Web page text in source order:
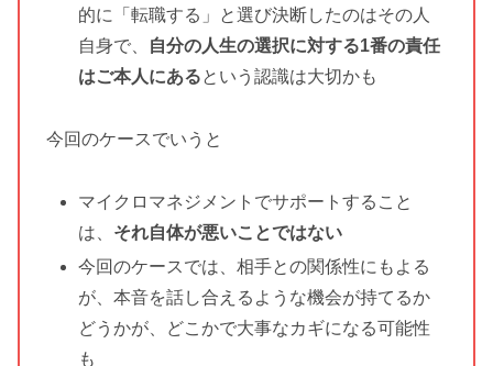
的に「転職する」と選び決断したのはその人
自身で、
自分の人生の選択に対する1番の責任
はご本人にあるという認識は大切かも
今回のケースでいうと
マイクロマネジメントでサポートすること
は、 それ自体が悪いことではない
今回のケースでは、相手との関係性にもよる
が、本音を話し合えるような機会が持てるか
どうかが、どこかで大事なカギになる可能性
も